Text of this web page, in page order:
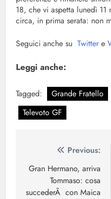
18, che vi aspetta lunedì
circa, in prima serata: non
Seguici anche su Twitter e
Leggi anche:
Tagged: Grande Fratello
Televoto GF
Navigazione
articoli
Previous:
Gran Hermano, arriva
Tommaso: cosa
succederÃ con Maica